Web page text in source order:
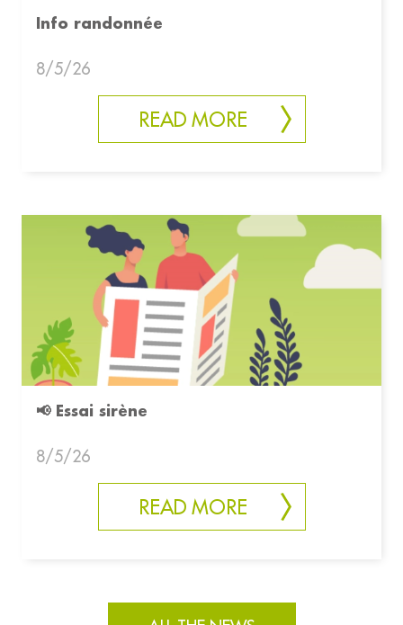
Info randonnée
8/5/26
READ MORE
📢 Essai sirène
8/5/26
READ MORE